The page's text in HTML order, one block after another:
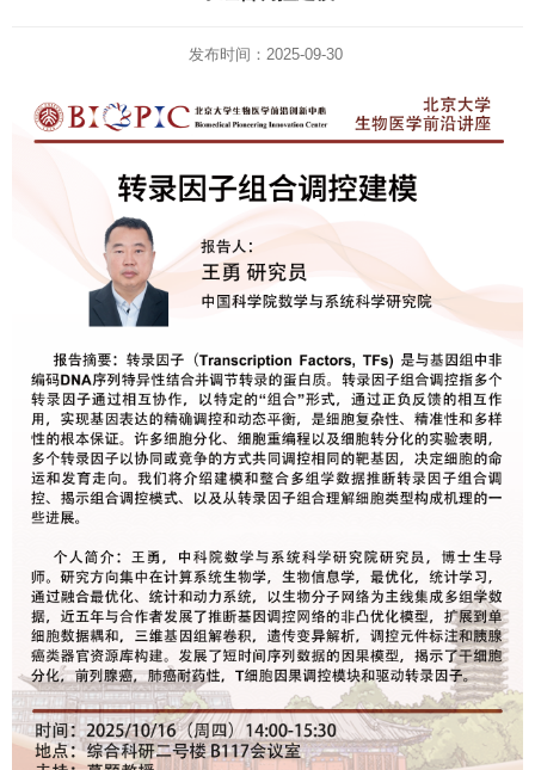
发布时间：2025-09-30